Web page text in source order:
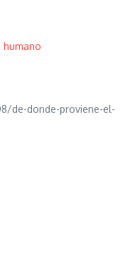
humano
de-donde-proviene-el-